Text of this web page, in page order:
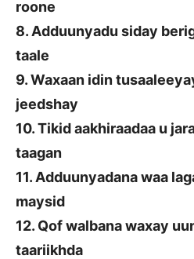
roone
8. Adduunyadu siday
taale
9. Waxaan idin
jeedshay
10. Tikid aakhiraadaa u
taagan
11. Adduunyadana waa
maysid
12. Qof walbana waxay
taariikhda